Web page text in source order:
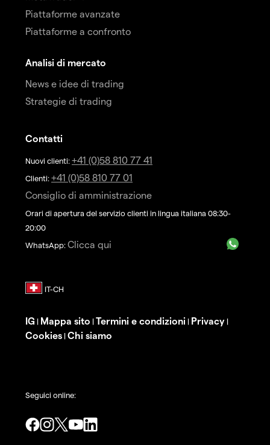
Piattaforme avanzate
Piattaforme a confronto
Analisi di mercato
News e idee di trading
Strategie di trading
Contatti
Nuovi clienti: +41 (0)58 810 77 41
Clienti: +41 (0)58 810 77 01
Consiglio di amministrazione
Orari di apertura del servizio clienti in lingua italiana 08:30-
20:00
WhatsApp: Clicca qui
IG | Mappa sito | Termini e condizioni | Privacy |
Cookies | Chi siamo
Seguici online: